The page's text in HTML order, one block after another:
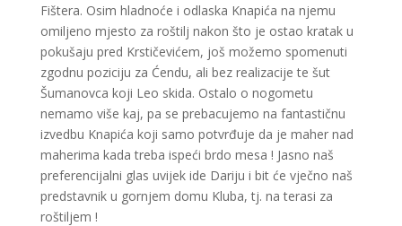
Fištera. Osim hladnoće i odlaska Knapića na njemu
omiljeno mjesto za roštilj nakon što je ostao kratak u
pokušaju pred Krstičevićem, još možemo spomenuti
zgodnu poziciju za Ćendu, ali bez realizacije te šut
Šumanovca koji Leo skida. Ostalo o nogometu
nemamo više kaj, pa se prebacujemo na fantastičnu
izvedbu Knapića koji samo potvrđuje da je maher nad
maherima kada treba ispeći brdo mesa ! Jasno naš
preferencijalni glas uvijek ide Dariju i bit će vječno naš
predstavnik u gornjem domu Kluba, tj. na terasi za
roštiljem !